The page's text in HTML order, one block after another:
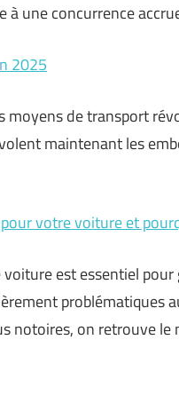
à une concurrence
2025
moyens de transport
maintenant les
votre voiture et
est essentiel
problématiques
notoires, on retrouve